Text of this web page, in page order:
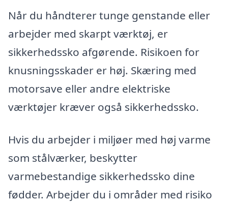
Når du håndterer tunge genstande eller
arbejder med skarpt værktøj, er
sikkerhedssko afgørende. Risikoen for
knusningsskader er høj. Skæring med
motorsave eller andre elektriske
værktøjer kræver også sikkerhedssko.
Hvis du arbejder i miljøer med høj varme
som stålværker, beskytter
varmebestandige sikkerhedssko dine
fødder. Arbejder du i områder med risiko